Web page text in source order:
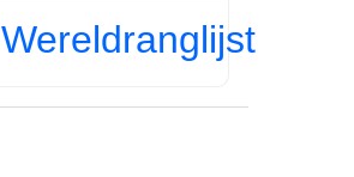
Wereldranglijst